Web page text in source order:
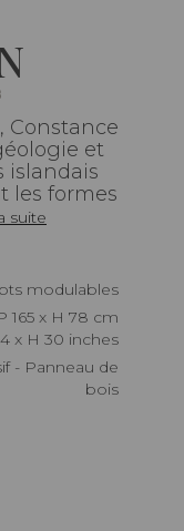
Constance
et
islandais
les formes
suite
modulables
P 165 x H 78 cm
x H 30 inches
bois